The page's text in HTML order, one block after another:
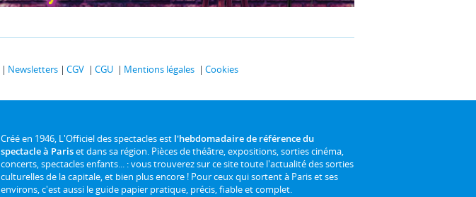
Newsletters CGV CGU Mentions légales Cookies
Créé en 1946, L'Officiel des spectacles est l'hebdomadaire de référence du
spectacle à Pariset dans sa région. Pièces de théâtre, expositions, sorties cinéma,
concerts, spectacles enfants... : vous trouverez sur ce site toute l'actualité des sorties
culturelles de la capitale, et bien plus encore ! Pour ceux qui sortent à Paris et ses
environs, c'est aussi le guide papier pratique, précis, fiable et complet.